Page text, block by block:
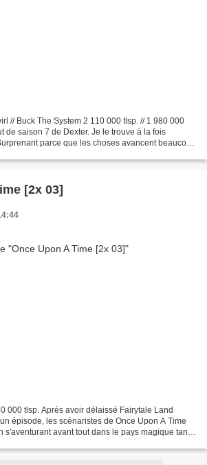
// Buck The System 2 110 000 tlsp. // 1 980 000
de saison 7 de Dexter. Je le trouve à la fois
parce que les choses avancent beaucoup
[2x 03]
000 tlsp. Après avoir délaissé Fairytale Land
épisode, les scénaristes de Once Upon A Time
s'aventurant avant tout dans le pays magique tant